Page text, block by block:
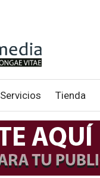
Servicios Tienda